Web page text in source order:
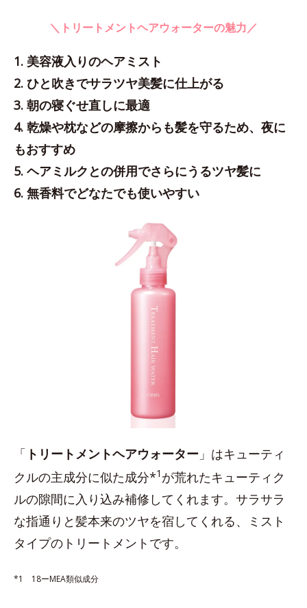
＼トリートメントヘアウォーターの魅力／
1. 美容液入りのヘアミスト
2. ひと吹きでサラツヤ美髪に仕上がる
3. 朝の寝ぐせ直しに最適
4. 乾燥や枕などの摩擦からも髪を守るため、夜に
もおすすめ
5. ヘアミルクとの併用でさらにうるツヤ髪に
6. 無香料でどなたでも使いやすい
「 トリートメントヘアウォーター 」はキューティ
クルの主成分に似た成分*1 が荒れたキューティク
ルの隙間に入り込み補修してくれます。サラサラ
な指通りと髪本来のツヤを宿してくれる、ミスト
タイプのトリートメントです。
*1 18ーMEA類似成分